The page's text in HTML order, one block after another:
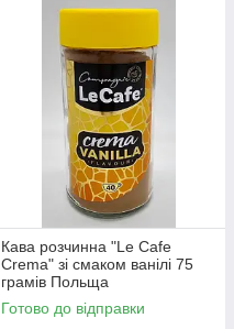
Кава розчинна "Le Cafe
Crema" зі смаком ванілі 75
грамів Польща
Готово до відправки